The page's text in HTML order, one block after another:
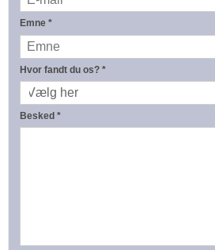
Emne *
Hvor fandt du os? *
Besked *